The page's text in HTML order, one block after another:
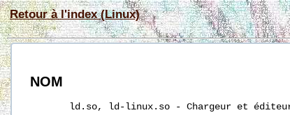
Retour à l'index (Linux)
NOM
ld.so, ld-linux.so - Chargeur et